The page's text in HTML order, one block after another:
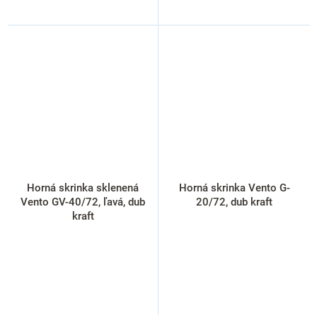
Horná skrinka sklenená
Vento GV-40/72, ľavá, dub
kraft
Horná skrinka Vento G-
20/72, dub kraft